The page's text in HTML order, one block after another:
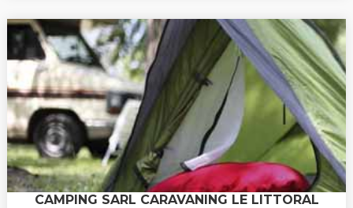
CAMPING SARL CARAVANING LE LITTORAL